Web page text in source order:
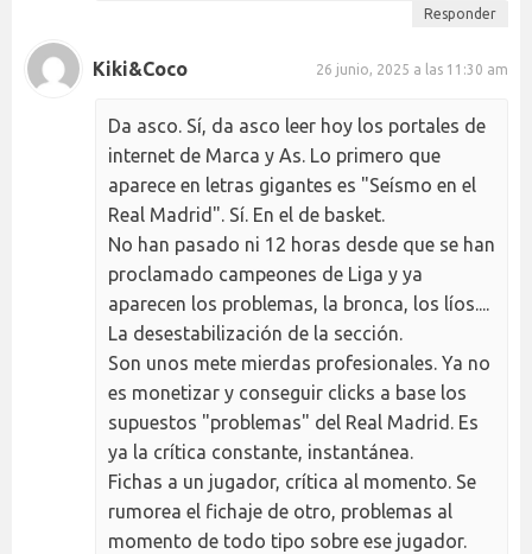
Responder
Kiki&Coco 26 junio, 2025 a las 11:30 am
Da asco. Sí, da asco leer hoy los portales de
internet de Marca y As. Lo primero que
aparece en letras gigantes es "Seísmo en el
Real Madrid". Sí. En el de basket.
No han pasado ni 12 horas desde que se han
proclamado campeones de Liga y ya
aparecen los problemas, la bronca, los líos....
La desestabilización de la sección.
Son unos mete mierdas profesionales. Ya no
es monetizar y conseguir clicks a base los
supuestos "problemas" del Real Madrid. Es
ya la crítica constante, instantánea.
Fichas a un jugador, crítica al momento. Se
rumorea el fichaje de otro, problemas al
momento de todo tipo sobre ese jugador.